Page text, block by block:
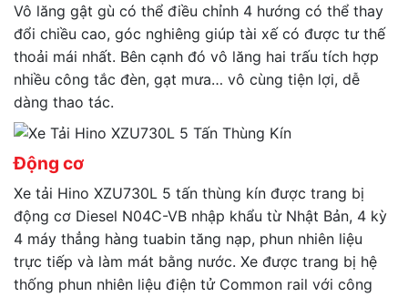
Vô lăng gật gù có thể điều chỉnh 4 hướng có thể thay
đổi chiều cao, góc nghiêng giúp tài xế có được tư thế
thoải mái nhất. Bên cạnh đó vô lăng hai trấu tích hợp
nhiều công tắc đèn, gạt mưa… vô cùng tiện lợi, dễ
dàng thao tác.
Động cơ
Xe tải Hino XZU730L 5 tấn thùng kín được trang bị
động cơ Diesel N04C-VB nhập khẩu từ Nhật Bản, 4 kỳ
4 máy thẳng hàng tuabin tăng nạp, phun nhiên liệu
trực tiếp và làm mát bằng nước. Xe được trang bị hệ
thống phun nhiên liệu điện tử Common rail với công